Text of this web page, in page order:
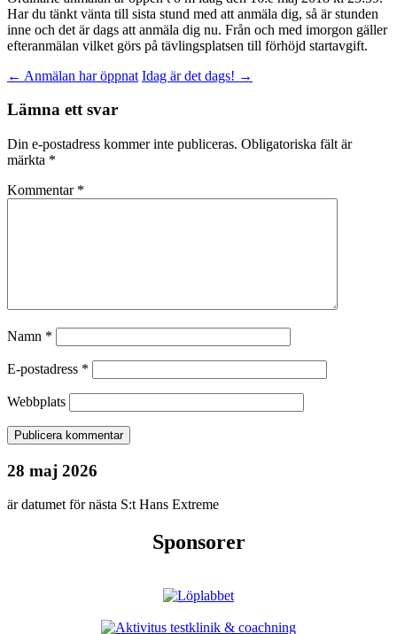
Har du tänkt vänta till sista stund med att anmäla dig, så är stunden
inne och det är dags att anmäla dig nu. Från och med imorgon gäller
efteranmälan vilket görs på tävlingsplatsen till förhöjd startavgift.
Inläggsnavigering
← Anmälan har öppnat Idag är det dags! →
Lämna ett svar
Din e-postadress kommer inte publiceras. Obligatoriska fält är
märkta *
Kommentar *
Namn *
E-postadress *
Webbplats
28 maj 2026
är datumet för nästa S:t Hans Extreme
Sponsorer